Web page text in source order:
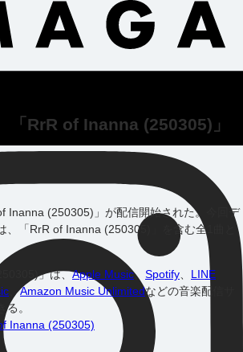
RrR of Inanna (250305)」
Inanna (250305)」が配信開始された。今回デ
、「RrR of Inanna (250305)」を含む全1曲と
」は、Apple Music、 Spotify
LINE
、Amazon Music Unlimitedなどの音楽配信サ
る。
Inanna (250305)